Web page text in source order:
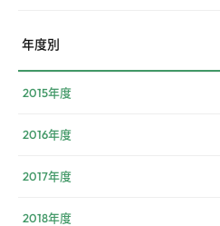
年度別
2015年度
2016年度
2017年度
2018年度